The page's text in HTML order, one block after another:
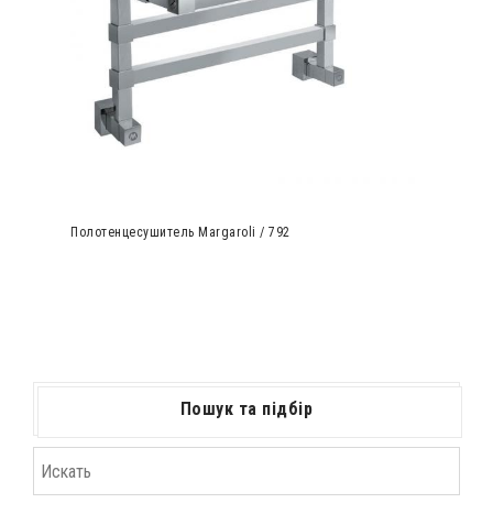
Полотенцесушитель Margaroli / 792
Пошук та підбір